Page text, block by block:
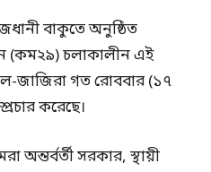
বাকুতে অনুষ্ঠিত
(কম২৯) চলাকালীন এই
জাজিরা গত রোববার (১৭
করেছে।
সরকার, স্থায়ী